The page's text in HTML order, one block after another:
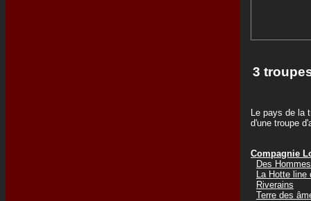
3
Le pays de la
d'une troupe
Compagnie
Des
La Hotte line
Riverains
Terre des